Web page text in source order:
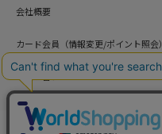
会社概要
カード会員（情報変更/ポイント照会）